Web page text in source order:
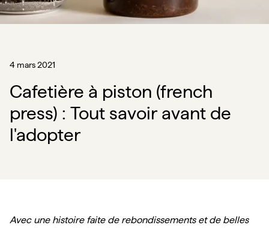
4 mars 2021
Cafetière à piston (french
press) : Tout savoir avant de
l'adopter
Avec une histoire faite de rebondissements et de belles